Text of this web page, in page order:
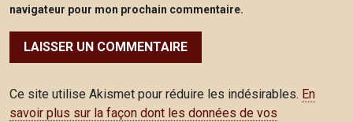
navigateur pour mon prochain commentaire.
Ce site utilise Akismet pour réduire les indésirables. En
savoir plus sur la façon dont les données de vos